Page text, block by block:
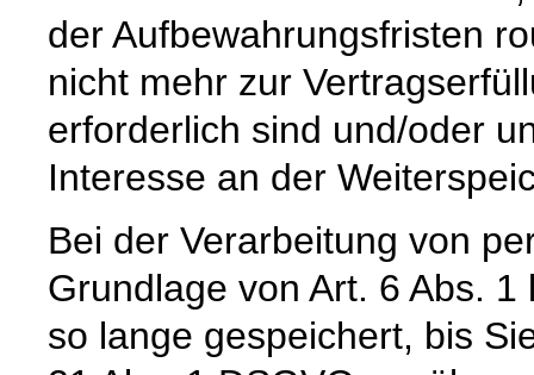
der Aufbewahrungsfristen
nicht mehr zur
erforderlich sind und/oder
Interesse an der
Bei der Verarbeitung von
Grundlage von Art. 6 Abs.
so lange gespeichert, bis